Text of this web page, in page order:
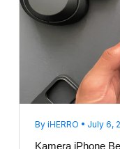
By iHERRO • July 6,
Kamera iPhone
Jadi
Bukan
Karena